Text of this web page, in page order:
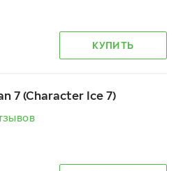
КУПИТЬ
7 (Character Ice 7)